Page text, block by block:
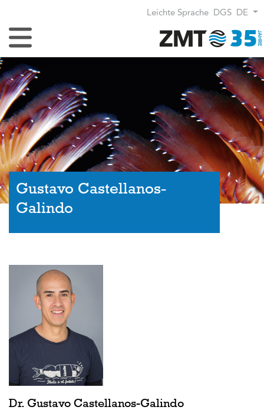
Leichte Sprache DGS DE
Navigation umschalten
Gustavo Castellanos-
Galindo
Dr. Gustavo Castellanos-Galindo